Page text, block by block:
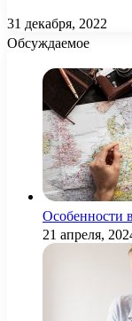
31 декабря, 2022
Обсуждаемое
Особенности
21 апреля,